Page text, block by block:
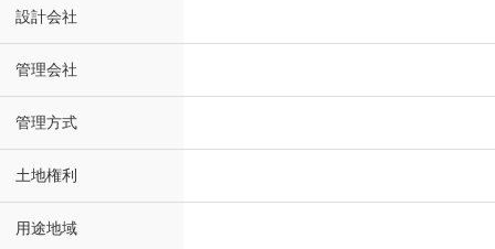
設計会社
管理会社
管理方式
土地権利
用途地域